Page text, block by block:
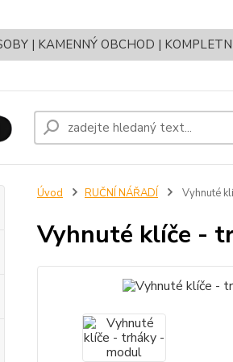
| KAMENNÝ OBCHOD |
Úvod RUČNÍ NÁŘADÍ Vyhnuté
Vyhnuté klíče -